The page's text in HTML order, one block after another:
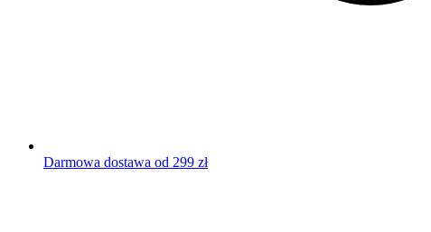
Darmowa dostawa od 299 zł